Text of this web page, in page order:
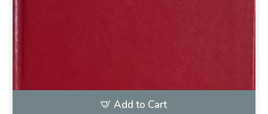
Add to Cart